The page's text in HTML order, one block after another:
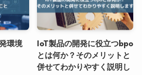
環境
IoT製品の開発に役立つbpo
とは何か？そのメリットと
併せてわかりやすく説明し